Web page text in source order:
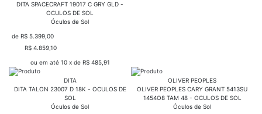
DITA SPACECRAFT 19017 C GRY GLD -
OCULOS DE SOL
Óculos de Sol
de R$ 5.399,00
R$ 4.859,10
ou em até 10 x de R$ 485,91
DITA
DITA TALON 23007 D 18K - OCULOS DE
SOL
Óculos de Sol
OLIVER PEOPLES
OLIVER PEOPLES CARY GRANT 5413SU
1454O8 TAM 48 - OCULOS DE SOL
Óculos de Sol